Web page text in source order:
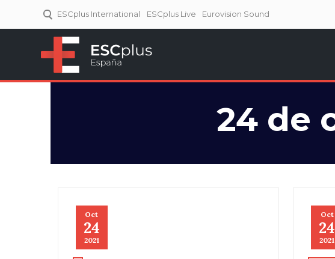
ESCplus International ESCplus Live Eurovision Sound
24 de
Oct
24
2021
Oct
24
2021